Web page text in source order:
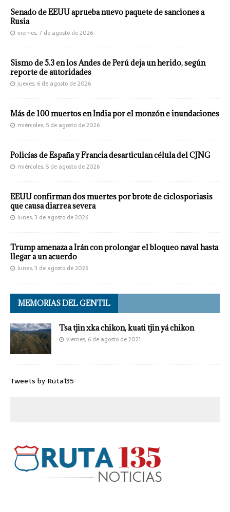
Senado de EEUU aprueba nuevo paquete de sanciones a
Rusia
viernes, 7 de agosto de 2026
Sismo de 5.3 en los Andes de Perú deja un herido, según
reporte de autoridades
jueves, 6 de agosto de 2026
Más de 100 muertos en India por el monzón e inundaciones
miércoles, 5 de agosto de 2026
Policías de España y Francia desarticulan célula del CJNG
miércoles, 5 de agosto de 2026
EEUU confirman dos muertes por brote de ciclosporiasis
que causa diarrea severa
lunes, 3 de agosto de 2026
Trump amenaza a Irán con prolongar el bloqueo naval hasta
llegar a un acuerdo
lunes, 3 de agosto de 2026
MEMORIAS DEL GENTIL
Tsa tjin xka chikon, kuati tjin yá chikon
viernes, 6 de agosto de 2021
Tweets by Ruta135